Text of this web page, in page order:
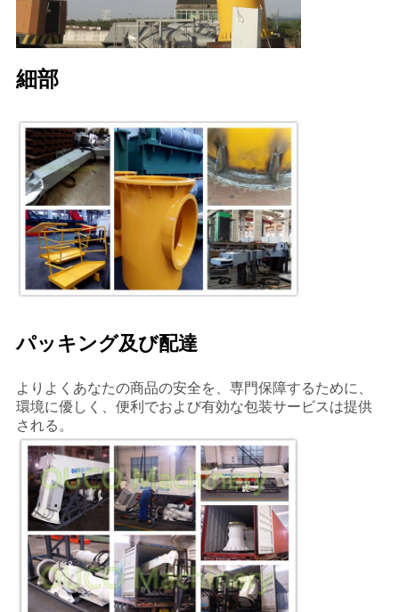
細部
パッキング及び配達
よりよくあなたの商品の安全を、専門保障するために、
環境に優しく、便利でおよび有効な包装サービスは提供
される。